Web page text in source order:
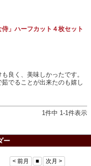
」ハーフカット４枚セット
良く、美味しかったです。
でることが出来たのも嬉し
1件中 1-1件表示
ー